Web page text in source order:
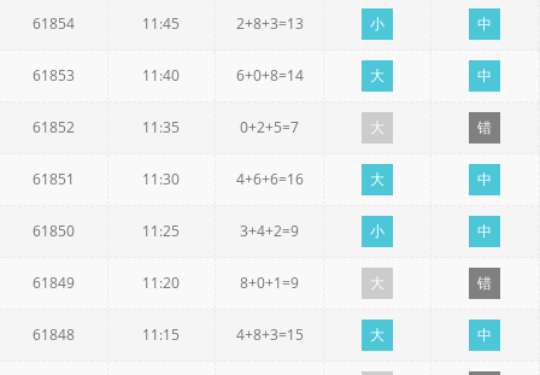
61854 11:45 2+8+3=13 小 中
61853 11:40 6+0+8=14 大 中
61852 11:35 0+2+5=7 大 错
61851 11:30 4+6+6=16 大 中
61850 11:25 3+4+2=9 小 中
61849 11:20 8+0+1=9 大 错
61848 11:15 4+8+3=15 大 中